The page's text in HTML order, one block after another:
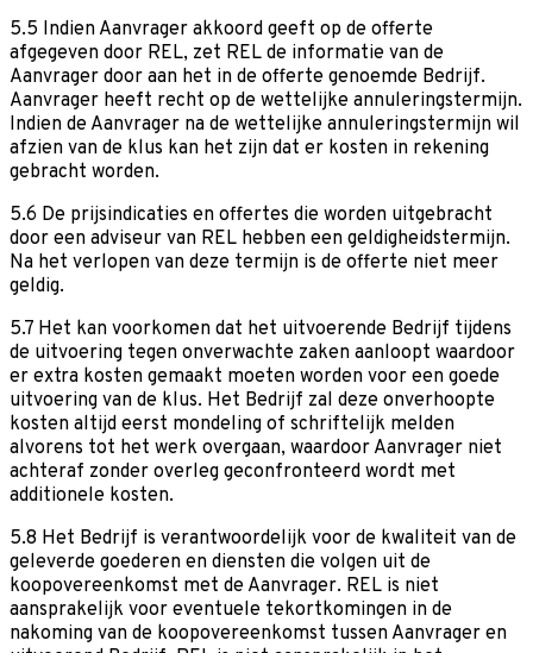
5.5 Indien Aanvrager akkoord geeft op de offerte
afgegeven door REL, zet REL de informatie van de
Aanvrager door aan het in de offerte genoemde Bedrijf.
Aanvrager heeft recht op de wettelijke annuleringstermijn.
Indien de Aanvrager na de wettelijke annuleringstermijn wil
afzien van de klus kan het zijn dat er kosten in rekening
gebracht worden.
5.6 De prijsindicaties en offertes die worden uitgebracht
door een adviseur van REL hebben een geldigheidstermijn.
Na het verlopen van deze termijn is de offerte niet meer
geldig.
5.7 Het kan voorkomen dat het uitvoerende Bedrijf tijdens
de uitvoering tegen onverwachte zaken aanloopt waardoor
er extra kosten gemaakt moeten worden voor een goede
uitvoering van de klus. Het Bedrijf zal deze onverhoopte
kosten altijd eerst mondeling of schriftelijk melden
alvorens tot het werk overgaan, waardoor Aanvrager niet
achteraf zonder overleg geconfronteerd wordt met
additionele kosten.
5.8 Het Bedrijf is verantwoordelijk voor de kwaliteit van de
geleverde goederen en diensten die volgen uit de
koopovereenkomst met de Aanvrager. REL is niet
aansprakelijk voor eventuele tekortkomingen in de
nakoming van de koopovereenkomst tussen Aanvrager en